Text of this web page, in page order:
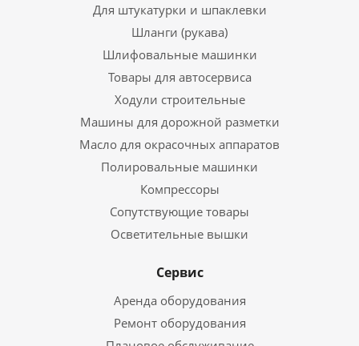
Для штукатурки и шпаклевки
Шланги (рукава)
Шлифовальные машинки
Товары для автосервиса
Ходули строительные
Машины для дорожной разметки
Масло для окрасочных аппаратов
Полировальные машинки
Компрессоры
Сопутствующие товары
Осветительные вышки
Сервис
Аренда оборудования
Ремонт оборудования